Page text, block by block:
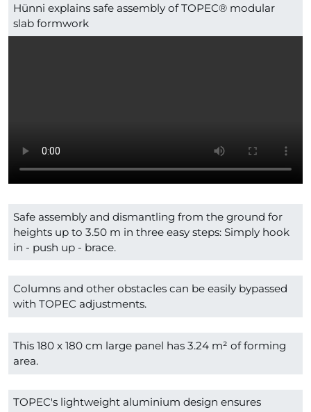
Hünni explains safe assembly of TOPEC® modular
slab formwork
Safe assembly and dismantling from the ground for
heights up to 3.50 m in three easy steps: Simply hook
in - push up - brace.
Columns and other obstacles can be easily bypassed
with TOPEC adjustments.
This 180 x 180 cm large panel has 3.24 m² of forming
area.
TOPEC's lightweight aluminium design ensures